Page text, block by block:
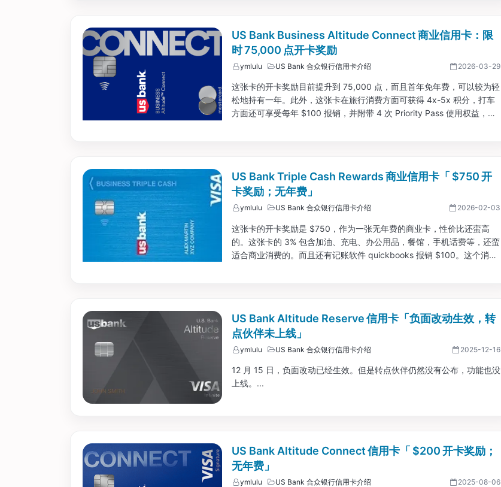
US Bank Business Altitude Connect 商业信用卡：限
时 75,000 点开卡奖励
ymlulu US Bank 合众银行信用卡介绍 2026-03-29
这张卡的开卡奖励目前提升到 75,000 点，而且首年免年费，可以较为轻
松地持有一年。此外，这张卡在旅行消费方面可获得 4x-5x 积分，打车
方面还可享受每年 $100 报销，并附带 4 次 Priority Pass 使用权益，整
US Bank Triple Cash Rewards 商业信用卡「 $750 开
卡奖励；无年费」
ymlulu US Bank 合众银行信用卡介绍 2026-02-03
这张卡的开卡奖励是 $750，作为一张无年费的商业卡，性价比还蛮高
的。这张卡的 3% 包含加油、充电、办公用品，餐馆，手机话费等，还蛮
适合商业消费的。而且还有记账软件 quickbooks 报销 $100。这个消费
US Bank Altitude Reserve 信用卡「负面改动生效，转
点伙伴未上线」
ymlulu US Bank 合众银行信用卡介绍 2025-12-16
12 月 15 日，负面改动已经生效。但是转点伙伴仍然没有公布，功能也没
上线。...
US Bank Altitude Connect 信用卡「 $200 开卡奖励；
无年费」
ymlulu US Bank 合众银行信用卡介绍 2025-08-06